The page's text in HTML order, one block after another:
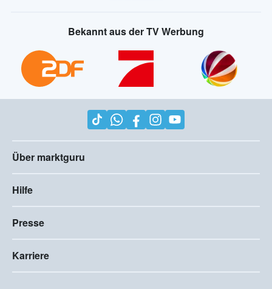
Bekannt aus der TV Werbung
Über marktguru
Hilfe
Presse
Karriere